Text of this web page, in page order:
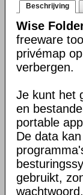
Beschrijving
Wise
freeware
privémap
verbergen.
Je kunt het
en
portable
De data
gebruikt,
wachtwoord.